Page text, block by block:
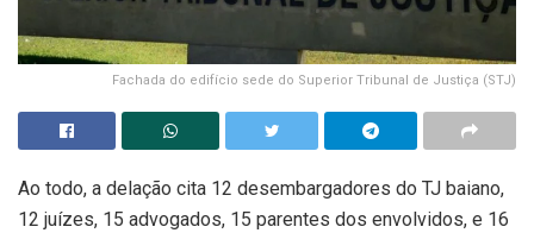
Fachada do edifício sede do Superior Tribunal de Justiça (STJ)
Ao todo, a delação cita 12 desembargadores do TJ baiano,
12 juízes, 15 advogados, 15 parentes dos envolvidos, e 16